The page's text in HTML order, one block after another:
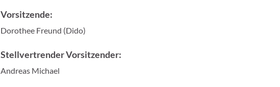
Vorsitzende:
Dorothee Freund (Dido)
Stellvertrender Vorsitzender:
Andreas Michael